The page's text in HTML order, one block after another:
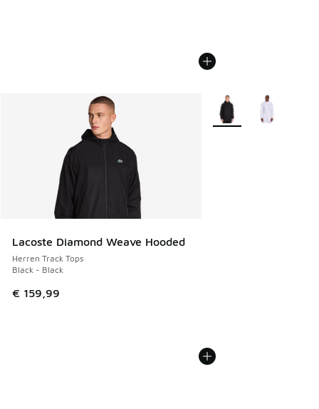
Lacoste Diamond Weave Hooded
Herren Track Tops
Black - Black
€ 159,99
Weitere Farben